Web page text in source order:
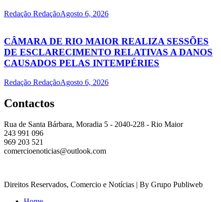
Redação RedaçãoAgosto 6, 2026
CÂMARA DE RIO MAIOR REALIZA SESSÕES
DE ESCLARECIMENTO RELATIVAS A DANOS
CAUSADOS PELAS INTEMPÉRIES
Redação RedaçãoAgosto 6, 2026
Contactos
Rua de Santa Bárbara, Moradia 5 - 2040-228 - Rio Maior
243 991 096
969 203 521
comercioenoticias@outlook.com
Direitos Reservados, Comercio e Notícias | By Grupo Publiweb